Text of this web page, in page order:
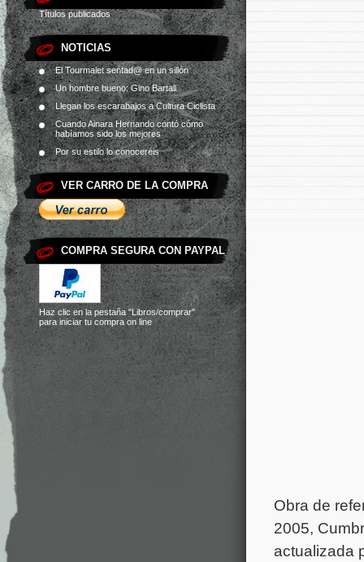
Títulos publicados
NOTICIAS
El Tourmalet sentad@ en un sillón
Un hombre bueno: Gino Bartali
Llegan los escarabajos a Cultura Ciclista
Cuando Ainara Hernando contó cómo
habíamos sido los mejores
Por su estilo lo conoceréis
VER CARRO DE LA COMPRA
COMPRA SEGURA CON PAYPAL
Haz clic en la pestaña "Libros/comprar"
para iniciar tu compra on line
Obra de
2005,
actualizada